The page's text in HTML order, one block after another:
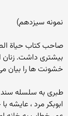
نمونه سيزدهم)
صاحب كتاب حياة
بیشتری داشت. زنان
خشونت ها را بیان
طبرى به سلسله
ابوبكر مرد ، عايشه